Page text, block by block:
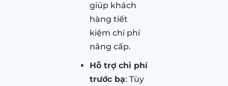
giúp khách
hàng tiết
kiệm chi phí
nâng cấp.
Hỗ trợ chi phí
trước bạ: Tùy